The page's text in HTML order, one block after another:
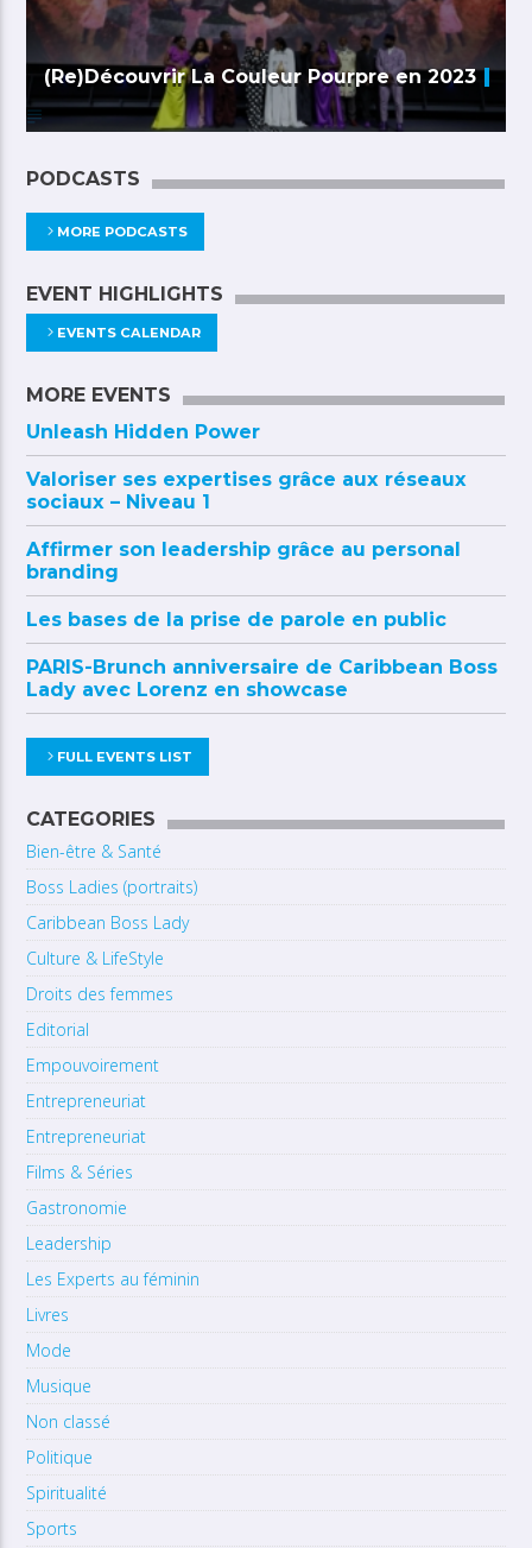
(Re)Découvrir La Couleur Pourpre en 2023
PODCASTS
MORE PODCASTS
EVENT HIGHLIGHTS
EVENTS CALENDAR
MORE EVENTS
Unleash Hidden Power
Valoriser ses expertises grâce aux réseaux
sociaux – Niveau 1
Affirmer son leadership grâce au personal
branding
Les bases de la prise de parole en public
PARIS-Brunch anniversaire de Caribbean Boss
Lady avec Lorenz en showcase
FULL EVENTS LIST
CATEGORIES
Bien-être & Santé
Boss Ladies (portraits)
Caribbean Boss Lady
Culture & LifeStyle
Droits des femmes
Editorial
Empouvoirement
Entrepreneuriat
Entrepreneuriat
Films & Séries
Gastronomie
Leadership
Les Experts au féminin
Livres
Mode
Musique
Non classé
Politique
Spiritualité
Sports